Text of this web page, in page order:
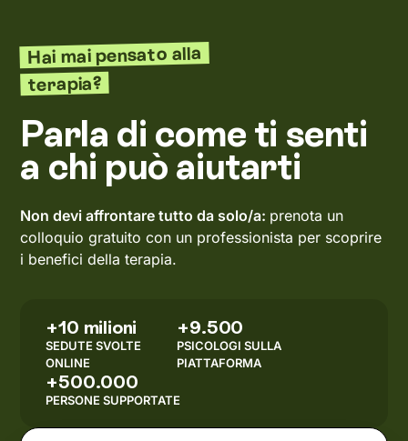
Hai mai pensato alla
terapia?
Parla di come ti senti
a chi può aiutarti
Non devi affrontare tutto da solo/a: prenota un
colloquio gratuito con un professionista per scoprire
i benefici della terapia.
+10 milioni
SEDUTE SVOLTE
ONLINE
+9.500
PSICOLOGI SULLA
PIATTAFORMA
+500.000
PERSONE SUPPORTATE